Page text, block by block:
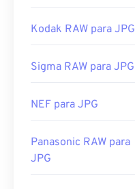
Kodak RAW para JPG
Sigma RAW para JPG
NEF para JPG
Panasonic RAW para
JPG